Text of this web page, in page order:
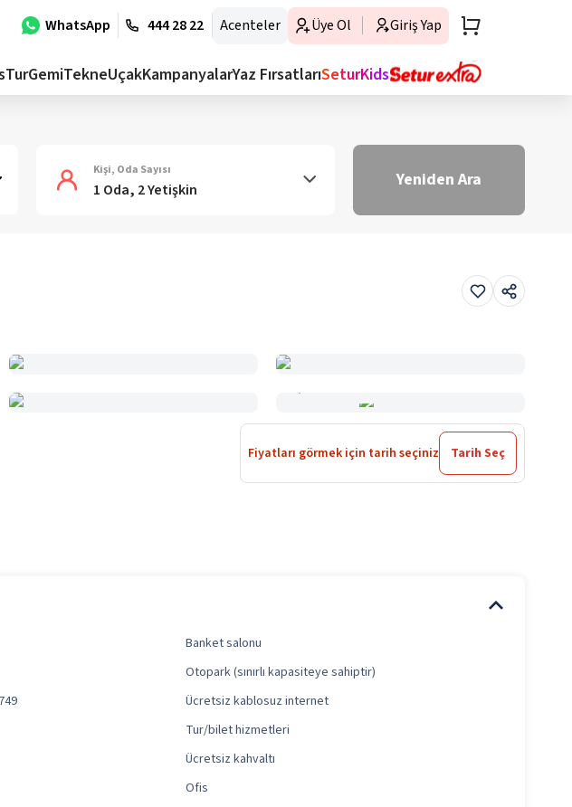
WhatsApp 444 28 22 Acenteler Üye Ol Giriş Yap
TurGemiTekneUçakKampanyalarYaz FırsatlarıSeturKids
Kişi, Oda Sayısı
1 Oda, 2 Yetişkin Yeniden Ara
Fiyatları görmek için tarih seçiniz Tarih Seç
Banket salonu
Otopark (sınırlı kapasiteye sahiptir)
Ücretsiz kablosuz internet
Tur/bilet hizmetleri
Ücretsiz kahvaltı
Ofis